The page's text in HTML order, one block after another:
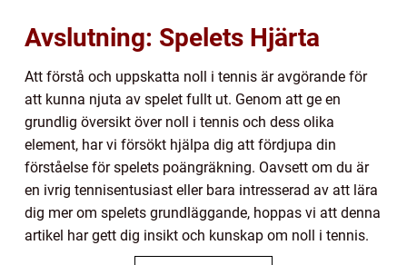
Avslutning: Spelets Hjärta
Att förstå och uppskatta noll i tennis är avgörande för
att kunna njuta av spelet fullt ut. Genom att ge en
grundlig översikt över noll i tennis och dess olika
element, har vi försökt hjälpa dig att fördjupa din
förståelse för spelets poängräkning. Oavsett om du är
en ivrig tennisentusiast eller bara intresserad av att lära
dig mer om spelets grundläggande, hoppas vi att denna
artikel har gett dig insikt och kunskap om noll i tennis.